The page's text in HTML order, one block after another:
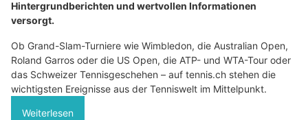
Hintergrundberichten und wertvollen Informationen
versorgt.
Ob Grand-Slam-Turniere wie Wimbledon, die Australian Open,
Roland Garros oder die US Open, die ATP- und WTA-Tour oder
das Schweizer Tennisgeschehen – auf tennis.ch stehen die
wichtigsten Ereignisse aus der Tenniswelt im Mittelpunkt.
Weiterlesen